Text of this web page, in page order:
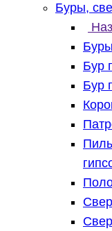
Буры,
Бур
Бур